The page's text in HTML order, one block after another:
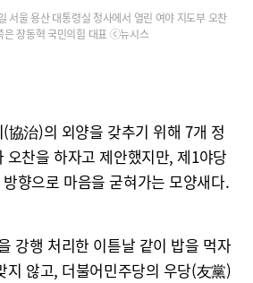
서울 용산 대통령실 청사에서 열린 여야 지도부 오찬
은 장동혁 국민의힘 대표 ⓒ뉴시스
協治)의 외양을 갖추기 위해 7개 정
오찬을 하자고 제안했지만, 제1야당
향으로 마음을 굳혀가는 모양새다.
강행 처리한 이튿날 같이 밥을 먹자
지 않고, 더불어민주당의 우당(友黨)